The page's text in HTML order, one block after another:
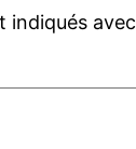
indiqués avec